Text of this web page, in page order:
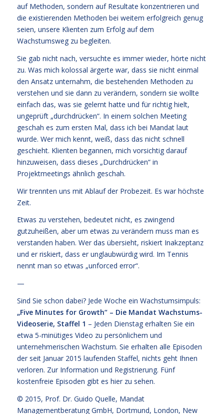
auf Methoden, sondern auf Resultate konzentrieren und
die existierenden Methoden bei weitem erfolgreich genug
seien, unsere Klienten zum Erfolg auf dem
Wachstumsweg zu begleiten.
Sie gab nicht nach, versuchte es immer wieder, hörte nicht
zu. Was mich kolossal ärgerte war, dass sie nicht einmal
den Ansatz unternahm, die bestehenden Methoden zu
verstehen und sie dann zu verändern, sondern sie wollte
einfach das, was sie gelernt hatte und für richtig hielt,
ungeprüft „durchdrücken“. In einem solchen Meeting
geschah es zum ersten Mal, dass ich bei Mandat laut
wurde. Wer mich kennt, weiß, dass das nicht schnell
geschieht. Klienten begannen, mich vorsichtig darauf
hinzuweisen, dass dieses „Durchdrücken“ in
Projektmeetings ähnlich geschah.
Wir trennten uns mit Ablauf der Probezeit. Es war höchste
Zeit.
Etwas zu verstehen, bedeutet nicht, es zwingend
gutzuheißen, aber um etwas zu verändern muss man es
verstanden haben. Wer das übersieht, riskiert Inakzeptanz
und er riskiert, dass er unglaubwürdig wird. Im Tennis
nennt man so etwas „unforced error“.
—
Sind Sie schon dabei? Jede Woche ein Wachstumsimpuls:
„Five Minutes for Growth“ – Die Mandat Wachstums-
Videoserie, Staffel 1 – Jeden Dienstag erhalten Sie ein
etwa 5-minütiges Video zu persönlichem und
unternehmerischen Wachstum. Sie erhalten alle Episoden
der seit Januar 2015 laufenden Staffel, nichts geht Ihnen
verloren. Zur Information und Registrierung. Fünf
kostenfreie Episoden gibt es hier zu sehen.
© 2015, Prof. Dr. Guido Quelle, Mandat
Managementberatung GmbH, Dortmund, London, New